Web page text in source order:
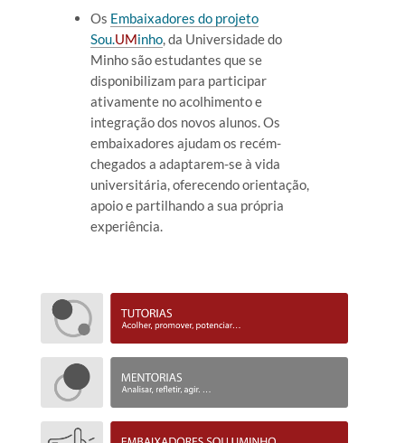
Os Embaixadores do projeto
Sou.UMinho, da Universidade do
Minho são estudantes que se
disponibilizam para participar
ativamente no acolhimento e
integração dos novos alunos. Os
embaixadores ajudam os recém-
chegados a adaptarem-se à vida
universitária, oferecendo orientação,
apoio e partilhando a sua própria
experiência.